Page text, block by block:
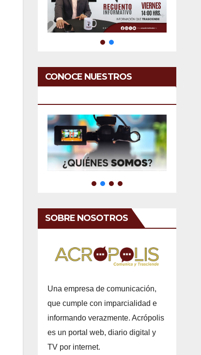
CONOCE NUESTROS
SOBRE NOSOTROS
Una empresa de comunicación,
que cumple con imparcialidad e
informando verazmente. Acrópolis
es un portal web, diario digital y
TV por internet.